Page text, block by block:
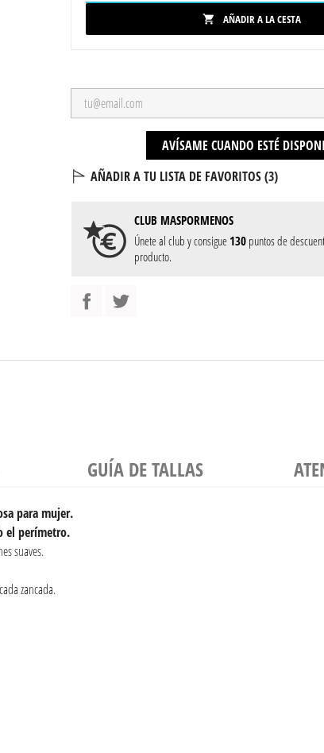
 AÑADIR A LA CESTA
AVÍSAME CUANDO ESTÉ
AÑADIR A TU LISTA DE FAVORITOS (3)
CLUB MASPORMENOS
Únete al club y consigue 130puntos de
producto.
GUÍA DE TALLAS
para mujer.
el perímetro.
suaves.
zancada.